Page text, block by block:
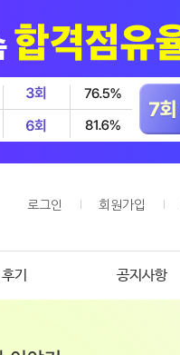
로그인 회원가입
기 공지사항